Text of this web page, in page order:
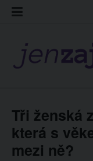
Skip
Tři ženská
která s
mezi ně?